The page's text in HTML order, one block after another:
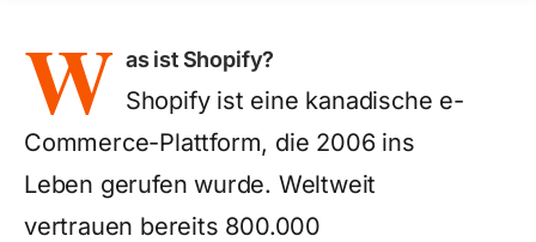
W as ist Shopify?
Shopify ist eine kanadische e-
Commerce-Plattform, die 2006 ins
Leben gerufen wurde. Weltweit
vertrauen bereits 800.000